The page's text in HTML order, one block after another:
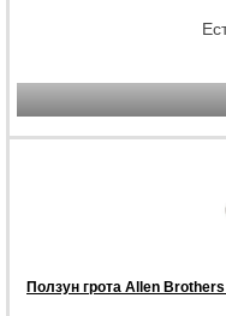
Ползун грота Allen